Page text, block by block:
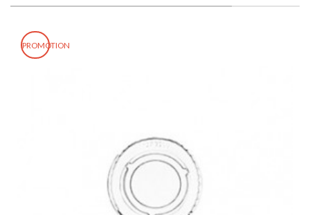
PROMOTION